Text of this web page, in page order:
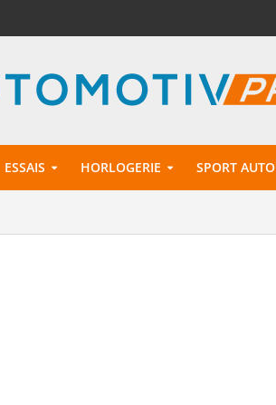
ESSAIS HORLOGERIE SPORT AUTO